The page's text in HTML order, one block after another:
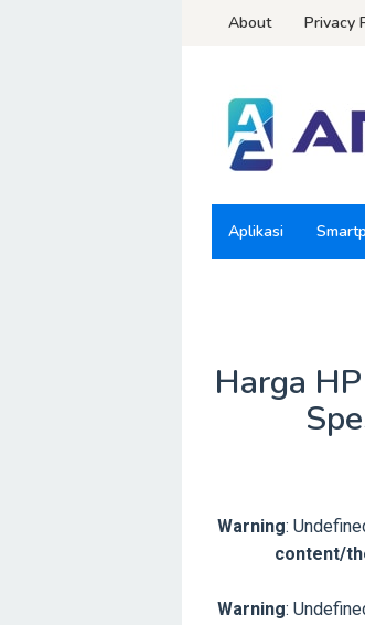
About Privacy
Aplikasi
Harga
Warning:
content/
Warning: